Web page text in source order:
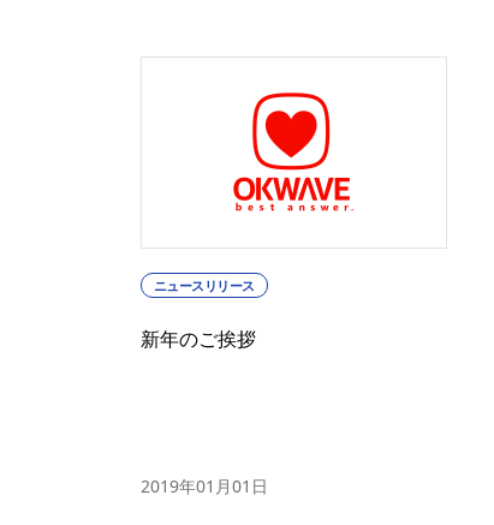
ニュースリリース
新年のご挨拶
2019年01月01日